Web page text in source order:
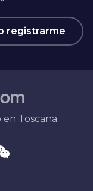
registrarme
Toscana